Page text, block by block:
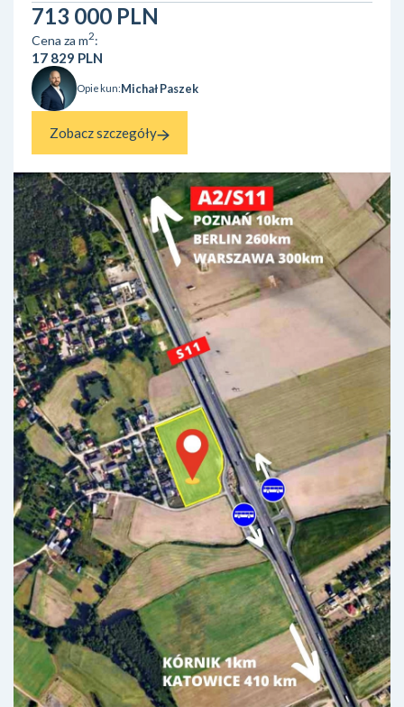
podziemnym· komórka lokatorska Mieszkanie znajduje się w
dzielnicy Dębniki nieopo...
713 000 PLN
Cena za m2:
17 829 PLN
Opiekun:Michał Paszek
Zobacz szczegóły